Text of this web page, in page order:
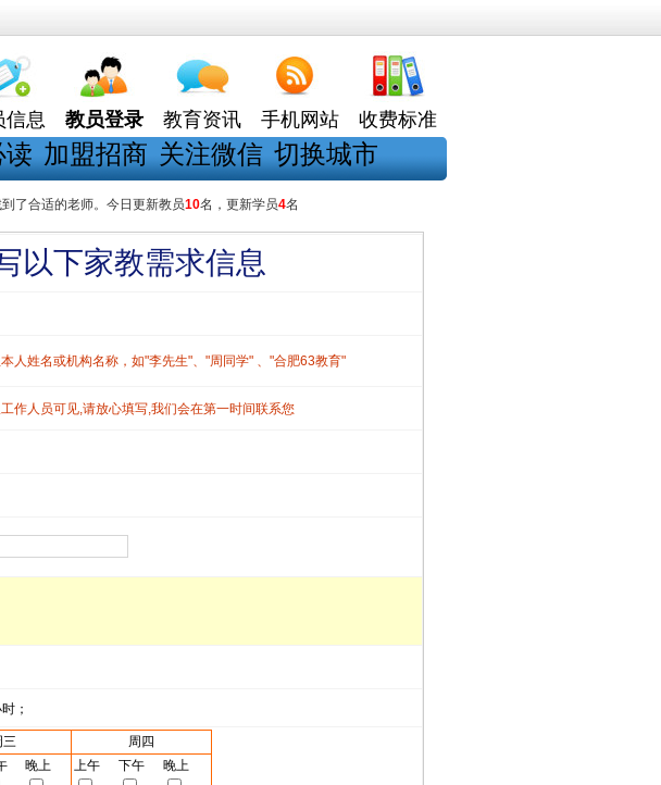
信息 教员登录 教育资讯 手机网站 收费标准
读 加盟招商 关注微信 切换城市
了合适的老师。今日更新教员10名，更新学员4名
以下家教需求信息
人姓名或机构名称，如"李先生"、"周同学" 、"合肥63教育"
作人员可见,请放心填写,我们会在第一时间联系您
；
三
周四
晚上 上午 下午 晚上